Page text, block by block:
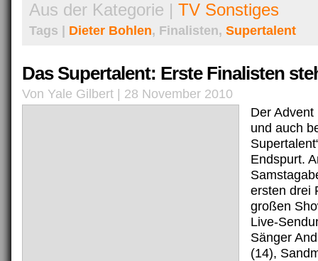
Aus der Kategorie | TV Sonstiges
Tags | Dieter Bohlen, Finalisten, Supertalent
Das Supertalent: Erste Finalisten
Von Yale Gilbert | 28 November 2010
Der
und auch
Endspurt.
ersten drei
großen
Live-
Sänger
(14),